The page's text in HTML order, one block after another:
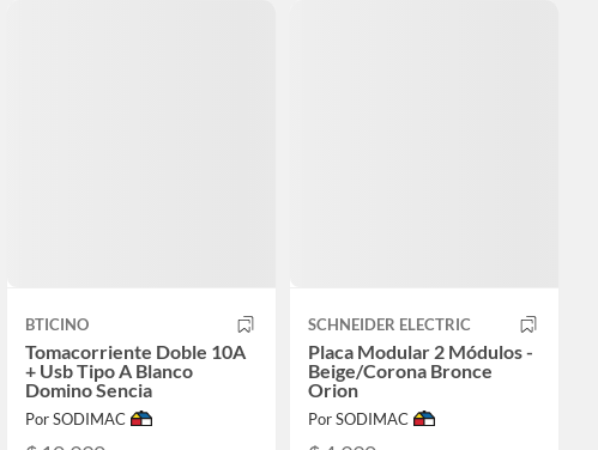
BTICINO
Tomacorriente Doble 10A
+ Usb Tipo A Blanco
Domino Sencia
Por SODIMAC
SCHNEIDER ELECTRIC
Placa Modular 2 Módulos -
Beige/Corona Bronce
Orion
Por SODIMAC